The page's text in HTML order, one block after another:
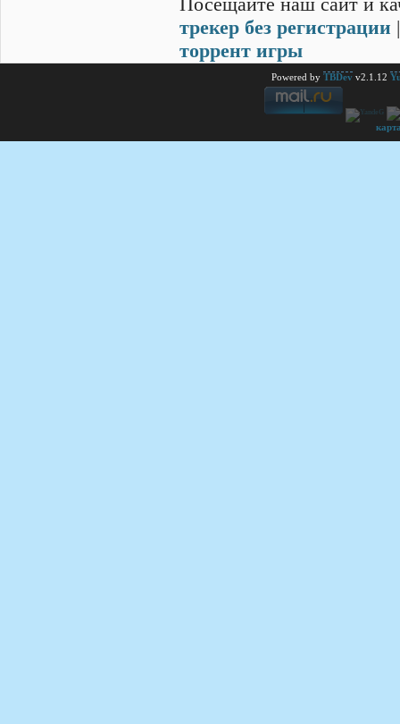
трекер без регистрации
торрент игры
Powered by TBDev v2.1.12